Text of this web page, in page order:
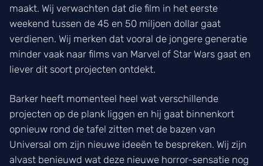
maakt. Wij verwachten dat die film in het eerste
weekend tussen de 45 en 50 miljoen dollar gaat
verdienen. Wij merken dat vooral de jongere generatie
minder vaak naar films van Marvel of Star Wars gaat en
liever dit soort projecten ontdekt.
Barker heeft momenteel heel wat verschillende
projecten op de plank liggen en hij gaat binnenkort
opnieuw rond de tafel zitten met de bazen van
Universal om zijn nieuwe ideeën te bespreken. Wij zijn
alvast benieuwd wat deze nieuwe horror-sensatie nog